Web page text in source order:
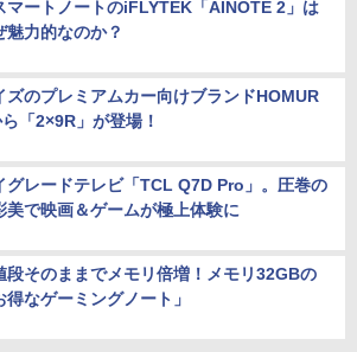
マートノートのiFLYTEK「AINOTE 2」は
魅力的なのか？
ズのプレミアムカー向けブランドHOMUR
「2×9R」が登場！
グレードテレビ「TCL Q7D Pro」。圧巻の
美で映画＆ゲームが極上体験に
段そのままでメモリ倍増！メモリ32GBの
得なゲーミングノート」